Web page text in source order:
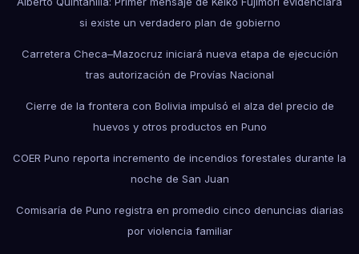
si existe un verdadero plan de gobierno
Carretera Checa–Mazocruz iniciará nueva etapa de ejecución
tras autorización de Provías Nacional
Cierre de la frontera con Bolivia impulsó el alza del precio de
huevos y otros productos en Puno
COER Puno reporta incremento de incendios forestales durante la
noche de San Juan
Comisaría de Puno registra en promedio cinco denuncias diarias
por violencia familiar